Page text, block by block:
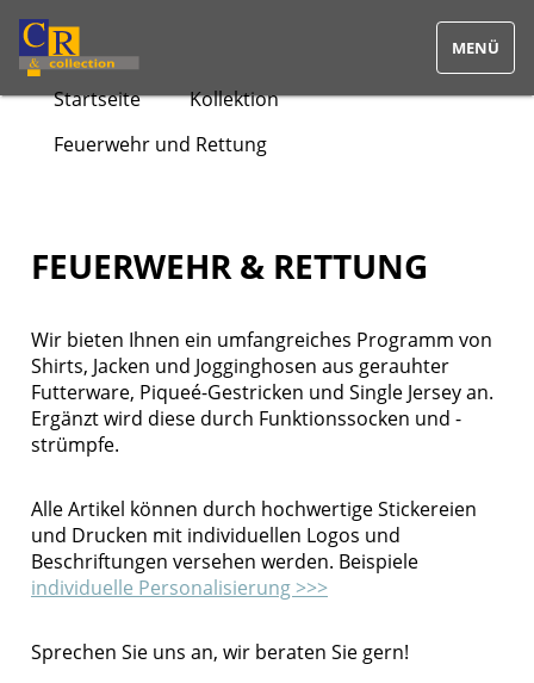
Home
Medizin & Pflege
Polizei
Ordnungsamt
Startseite
Kollektion
Feuerwehr und Rettung
FEUERWEHR & RETTUNG
Wir bieten Ihnen ein umfangreiches Programm von
Shirts, Jacken und Jogginghosen aus gerauhter
Futterware, Piqueé-Gestricken und Single Jersey an.
Ergänzt wird diese durch Funktionssocken und -
strümpfe.
Alle Artikel können durch hochwertige Stickereien
und Drucken mit individuellen Logos und
Beschriftungen versehen werden. Beispiele
individuelle Personalisierung >>>
Sprechen Sie uns an, wir beraten Sie gern!